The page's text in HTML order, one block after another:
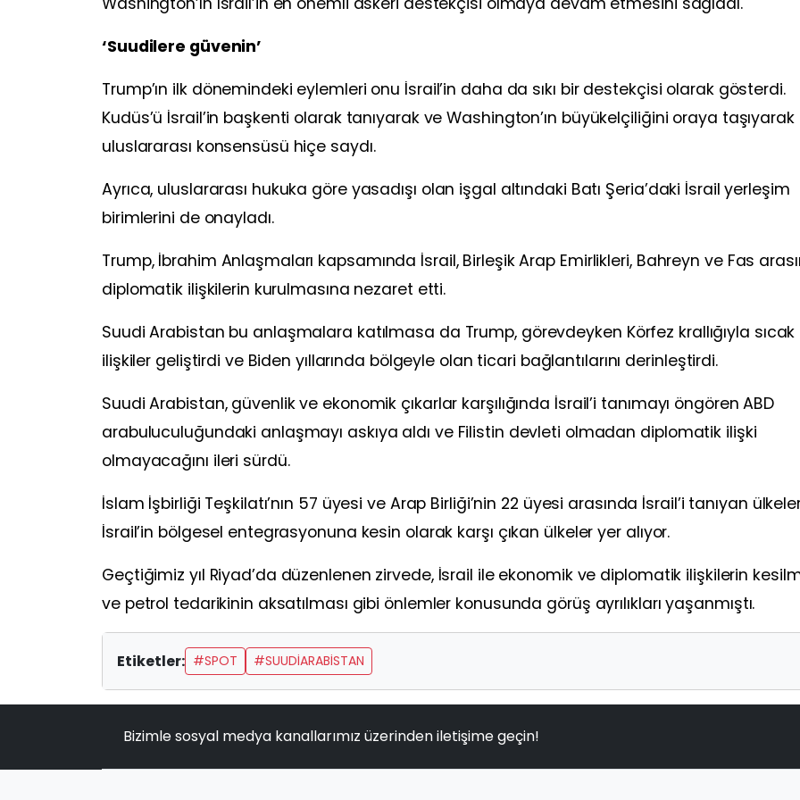
‘Suudilere güvenin’
Trump’ın ilk dönemindeki eylemleri onu İsrail’in daha da sıkı bir destekçisi olarak gösterdi.
Kudüs’ü İsrail’in başkenti olarak tanıyarak ve Washington’ın büyükelçiliğini oraya taşıyarak
uluslararası konsensüsü hiçe saydı.
Ayrıca, uluslararası hukuka göre yasadışı olan işgal altındaki Batı Şeria’daki İsrail yerleşim
birimlerini de onayladı.
Trump, İbrahim Anlaşmaları kapsamında İsrail, Birleşik Arap Emirlikleri, Bahreyn ve Fas
diplomatik ilişkilerin kurulmasına nezaret etti.
Suudi Arabistan bu anlaşmalara katılmasa da Trump, görevdeyken Körfez krallığıyla sıcak
ilişkiler geliştirdi ve Biden yıllarında bölgeyle olan ticari bağlantılarını derinleştirdi.
Suudi Arabistan, güvenlik ve ekonomik çıkarlar karşılığında İsrail’i tanımayı öngören ABD
arabuluculuğundaki anlaşmayı askıya aldı ve Filistin devleti olmadan diplomatik ilişki
olmayacağını ileri sürdü.
İslam İşbirliği Teşkilatı’nın 57 üyesi ve Arap Birliği’nin 22 üyesi arasında İsrail’i tanıyan
İsrail’in bölgesel entegrasyonuna kesin olarak karşı çıkan ülkeler yer alıyor.
Geçtiğimiz yıl Riyad’da düzenlenen zirvede, İsrail ile ekonomik ve diplomatik ilişkilerin
ve petrol tedarikinin aksatılması gibi önlemler konusunda görüş ayrılıkları yaşanmıştı.
Etiketler: #SPOT #SUUDIARABISTAN
Bizimle sosyal medya kanallarımız üzerinden iletişime geçin!